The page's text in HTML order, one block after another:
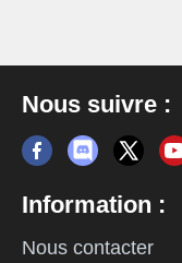
Nous suivre :
Information :
Nous contacter